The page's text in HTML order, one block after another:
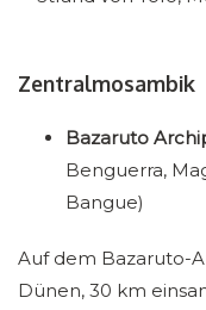
Zentralmosambik
Bazaruto
Benguerra,
Bangue)
Auf dem Bazaruto-
Dünen, 30 km